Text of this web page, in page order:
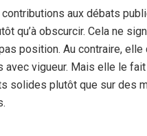
aux débats
qu’à obscurcir. Cela ne
position. Au contraire,
avec vigueur. Mais elle le
solides plutôt que sur des